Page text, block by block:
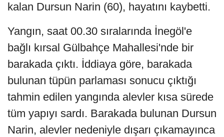
kalan Dursun Narin (60), hayatını kaybetti.
Yangın, saat 00.30 sıralarında İnegöl'e
bağlı kırsal Gülbahçe Mahallesi'nde bir
barakada çıktı. İddiaya göre, barakada
bulunan tüpün parlaması sonucu çıktığı
tahmin edilen yangında alevler kısa sürede
tüm yapıyı sardı. Barakada bulunan Dursun
Narin, alevler nedeniyle dışarı çıkamayınca